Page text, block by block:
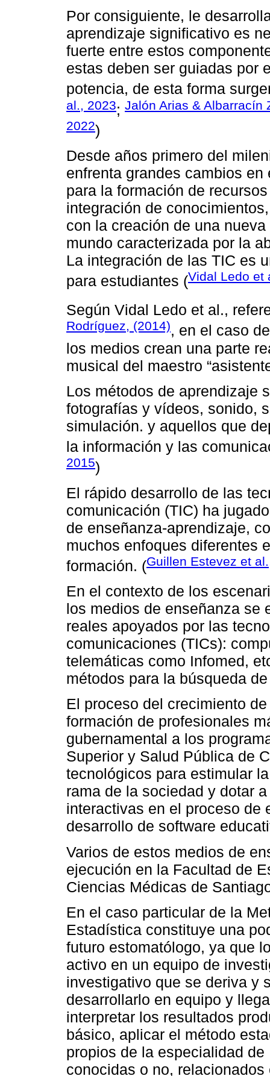
Por consiguiente, le
aprendizaje significativo es
fuerte entre estos
estas deben ser guiadas por
potencia, de esta forma
al., 2023; Jalón Arias & Albarracín
2022)
Desde años primero del
enfrenta grandes cambios
para la formación de
integración de
con la creación de una
mundo caracterizada por la
La integración de las TIC es
para estudiantes (Vidal Ledo et
Según Vidal Ledo et al.,
Rodríguez, (2014), en el caso
los medios crean una parte
musical del maestro
Los métodos de aprendizaje
fotografías y vídeos, sonido,
simulación. y aquellos que
la información y las
2015)
El rápido desarrollo de las
comunicación (TIC) ha
de enseñanza-aprendizaje,
muchos enfoques diferentes
formación. (Guillen Estevez et
En el contexto de los
los medios de enseñanza se
reales apoyados por las
comunicaciones (TICs):
telemáticas como Infomed,
métodos para la búsqueda
El proceso del crecimiento
formación de profesionales
gubernamental a los
Superior y Salud Pública de
tecnológicos para estimular
rama de la sociedad y dotar
interactivas en el proceso de
desarrollo de software
Varios de estos medios de
ejecución en la Facultad de
Ciencias Médicas de
En el caso particular de la
Estadística constituye una
futuro estomatólogo, ya que
activo en un equipo de
investigativo que se deriva y
desarrollarlo en equipo y
interpretar los resultados
básico, aplicar el método
propios de la especialidad
conocidas o no,